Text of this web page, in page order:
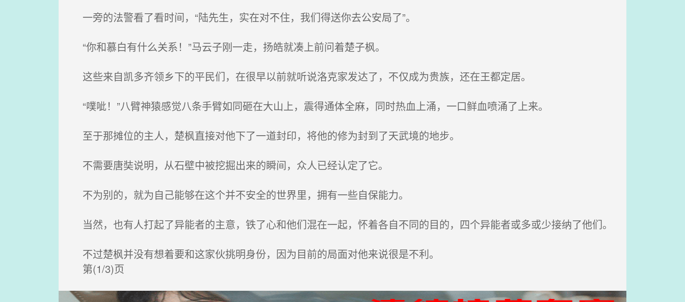
一旁的法警看了看时间，“陆先生，实在对不住，我们得送你去公安局了”。
“你和慕白有什么关系！”马云子刚一走，扬皓就凑上前问着楚子枫。
这些来自凯多齐领乡下的平民们，在很早以前就听说洛克家发达了，不仅成为贵族，还在王都定居。
“噗呲！”八臂神猿感觉八条手臂如同砸在大山上，震得通体全麻，同时热血上涌，一口鲜血喷涌了上来。
至于那摊位的主人，楚枫直接对他下了一道封印，将他的修为封到了天武境的地步。
不需要唐奘说明，从石壁中被挖掘出来的瞬间，众人已经认定了它。
不为别的，就为自己能够在这个并不安全的世界里，拥有一些自保能力。
当然，也有人打起了异能者的主意，铁了心和他们混在一起，怀着各自不同的目的，四个异能者或多或少接纳了他们。
不过楚枫并没有想着要和这家伙挑明身份，因为目前的局面对他来说很是不利。
第(1/3)页